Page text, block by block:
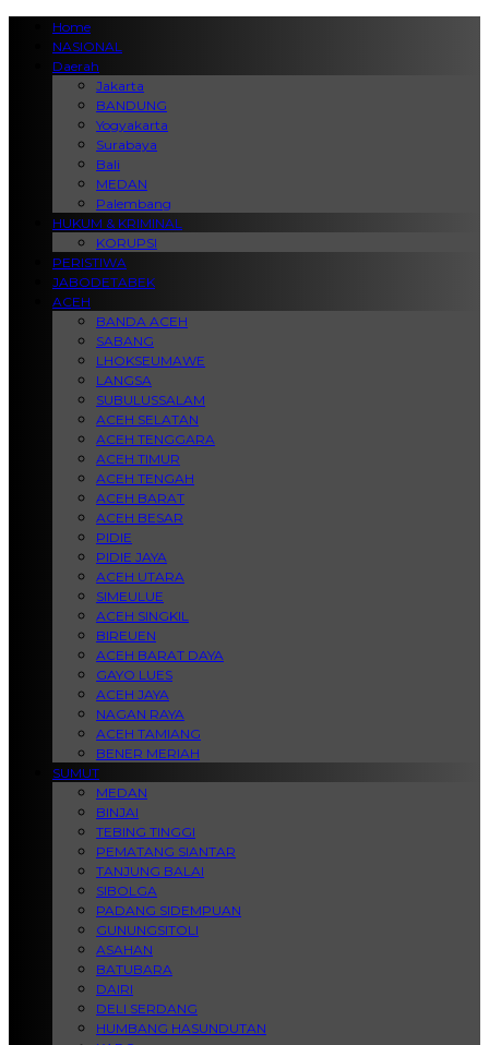
Home
NASIONAL
Daerah
Jakarta
BANDUNG
Yogyakarta
Surabaya
Bali
MEDAN
Palembang
HUKUM & KRIMINAL
KORUPSI
PERISTIWA
JABODETABEK
ACEH
BANDA ACEH
SABANG
LHOKSEUMAWE
LANGSA
SUBULUSSALAM
ACEH SELATAN
ACEH TENGGARA
ACEH TIMUR
ACEH TENGAH
ACEH BARAT
ACEH BESAR
PIDIE
PIDIE JAYA
ACEH UTARA
SIMEULUE
ACEH SINGKIL
BIREUEN
ACEH BARAT DAYA
GAYO LUES
ACEH JAYA
NAGAN RAYA
ACEH TAMIANG
BENER MERIAH
SUMUT
MEDAN
BINJAI
TEBING TINGGI
PEMATANG SIANTAR
TANJUNG BALAI
SIBOLGA
PADANG SIDEMPUAN
GUNUNGSITOLI
ASAHAN
BATUBARA
DAIRI
DELI SERDANG
HUMBANG HASUNDUTAN